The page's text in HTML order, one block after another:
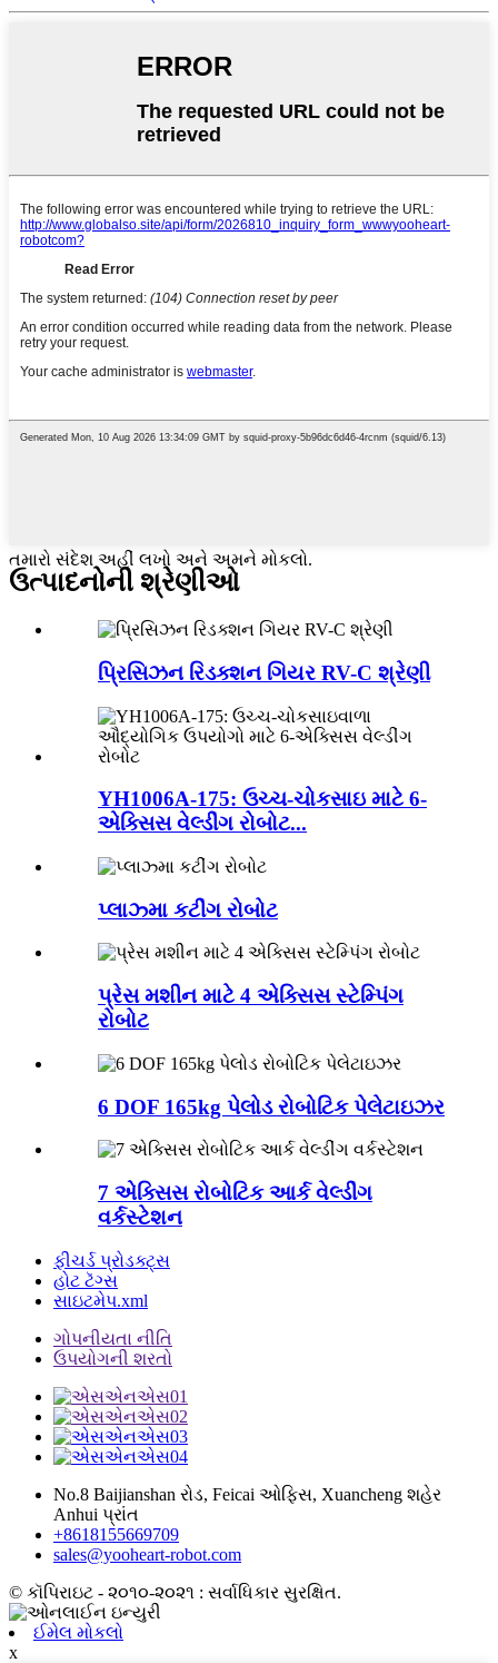
તમારો સંદેશ અહીં લખો અને અમને મોકલો.
ઉત્પાદનોની શ્રેણીઓ
પ્રિસિઝન રિડક્શન ગિયર RV-C શ્રેણી
YH1006A-175: ઉચ્ચ-ચોકસાઇ માટે 6-
એક્સિસ વેલ્ડીંગ રોબોટ...
પ્લાઝ્મા કટીંગ રોબોટ
પ્રેસ મશીન માટે 4 એક્સિસ સ્ટેમ્પિંગ
રોબોટ
6 DOF 165kg પેલોડ રોબોટિક પેલેટાઇઝર
7 એક્સિસ રોબોટિક આર્ક વેલ્ડીંગ
વર્કસ્ટેશન
ફીચર્ડ પ્રોડક્ટ્સ
હોટ ટૅગ્સ
સાઇટમેપ.xml
ગોપનીયતા નીતિ
ઉપયોગની શરતો
No.8 Baijianshan રોડ, Feicai ઓફિસ, Xuancheng શહેર
Anhui પ્રાંત
+8618155669709
sales@yooheart-robot.com
© કૉપિરાઇટ - ૨૦૧૦-૨૦૨૧ : સર્વાધિકાર સુરક્ષિત.
ઈમેલ મોકલો
x